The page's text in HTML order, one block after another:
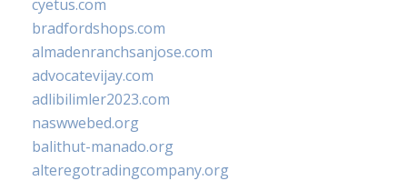
cyetus.com
bradfordshops.com
almadenranchsanjose.com
advocatevijay.com
adlibilimler2023.com
naswwebed.org
balithut-manado.org
alteregotradingcompany.org